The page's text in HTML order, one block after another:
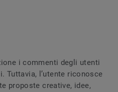
i commenti degli utenti
Tuttavia, l’utente riconosce
proposte creative, idee,